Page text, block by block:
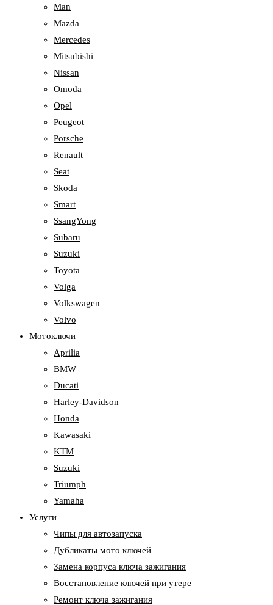
Man
Mazda
Mercedes
Mitsubishi
Nissan
Omoda
Opel
Peugeot
Porsche
Renault
Seat
Skoda
Smart
SsangYong
Subaru
Suzuki
Toyota
Volga
Volkswagen
Volvo
Мотоключи
Aprilia
BMW
Ducati
Harley-Davidson
Honda
Kawasaki
KTM
Suzuki
Triumph
Yamaha
Услуги
Чипы для автозапуска
Дубликаты мото ключей
Замена корпуса ключа зажигания
Восстановление ключей при утере
Ремонт ключа зажигания